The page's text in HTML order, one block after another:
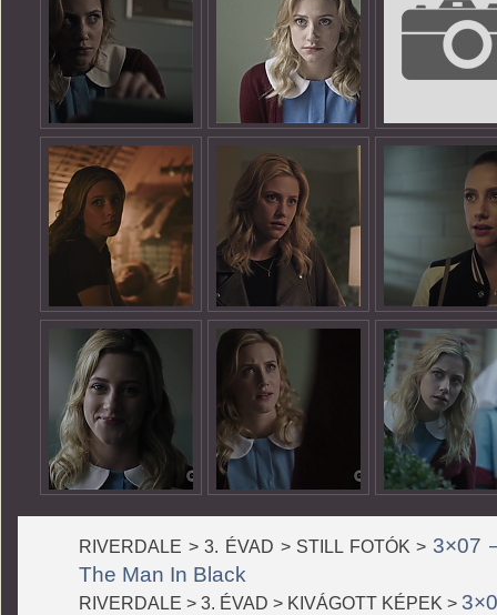
RIVERDALE > 3. ÉVAD > STILL FOTÓK > 3×07
The Man In Black
RIVERDALE > 3. ÉVAD > KIVÁGOTT KÉPEK >